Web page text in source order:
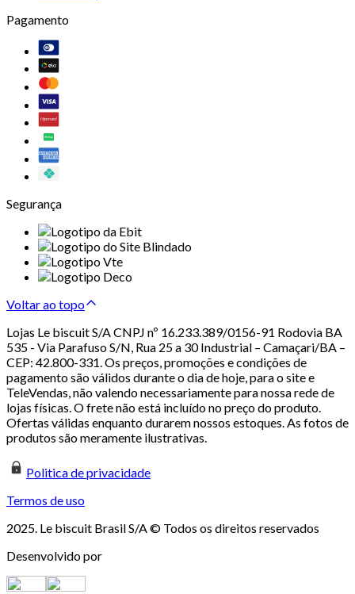
Pagamento
Segurança
Voltar ao topo
Lojas Le biscuit S/A CNPJ nº 16.233.389/0156-91 Rodovia BA
535 - Via Parafuso S/N, Rua 25 a 30 Industrial – Camaçari/BA –
CEP: 42.800-331. Os preços, promoções e condições de
pagamento são válidos durante o dia de hoje, para o site e
TeleVendas, não valendo necessariamente para nossa rede de
lojas físicas. O frete não está incluído no preço do produto.
Ofertas válidas enquanto durarem nossos estoques. As fotos de
produtos são meramente ilustrativas.
Politica de privacidade
Termos de uso
2025. Le biscuit Brasil S/A © Todos os direitos reservados
Desenvolvido por